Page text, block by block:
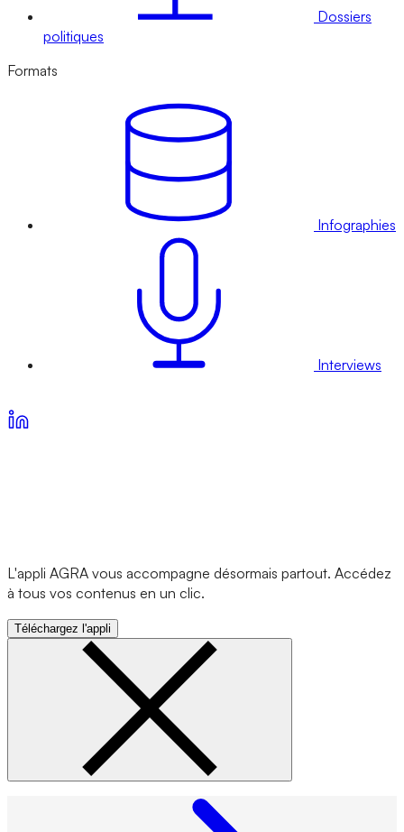
Dossiers
politiques
Formats
Infographies
Interviews
L'appli AGRA vous accompagne désormais partout. Accédez
à tous vos contenus en un clic.
Téléchargez l'appli